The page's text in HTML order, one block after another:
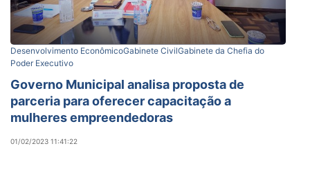
Desenvolvimento EconômicoGabinete CivilGabinete da Chefia do
Poder Executivo
Governo Municipal analisa proposta de
parceria para oferecer capacitação a
mulheres empreendedoras
01/02/2023 11:41:22